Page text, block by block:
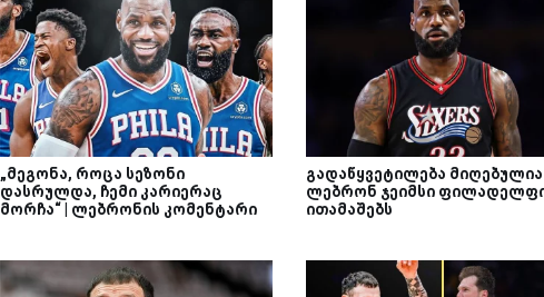
„მეგონა, როცა სეზონი
დასრულდა, ჩემი კარიერაც
მორჩა“ | ლებრონის კომენტარი
გადაწყვეტილება
ლებრონ ჯეიმსი
ითამაშებს